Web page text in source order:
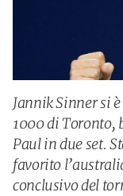
Jannik Sinner si
1000 di Toronto,
Paul in due set.
favorito
conclusivo del